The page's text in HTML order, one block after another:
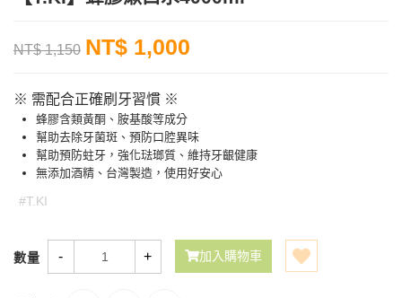
NT$ 1,150 NT$ 1,000
※ 需配合正確刷牙習慣 ※
蜂膠含類黃酮、胺基酸等成分
幫助去除牙菌斑、預防口腔異味
幫助預防蛀牙，強化琺瑯質、維持牙齦健康
無添加酒精、台灣製造，使用好安心
#T.KI
數量 - + 加入購物車